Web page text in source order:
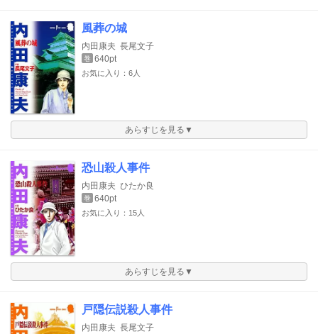
風葬の城
内田康夫 長尾文子
巻 640pt
お気に入り：6人
あらすじを見る▼
恐山殺人事件
内田康夫 ひたか良
巻 640pt
お気に入り：15人
あらすじを見る▼
戸隠伝説殺人事件
内田康夫 長尾文子